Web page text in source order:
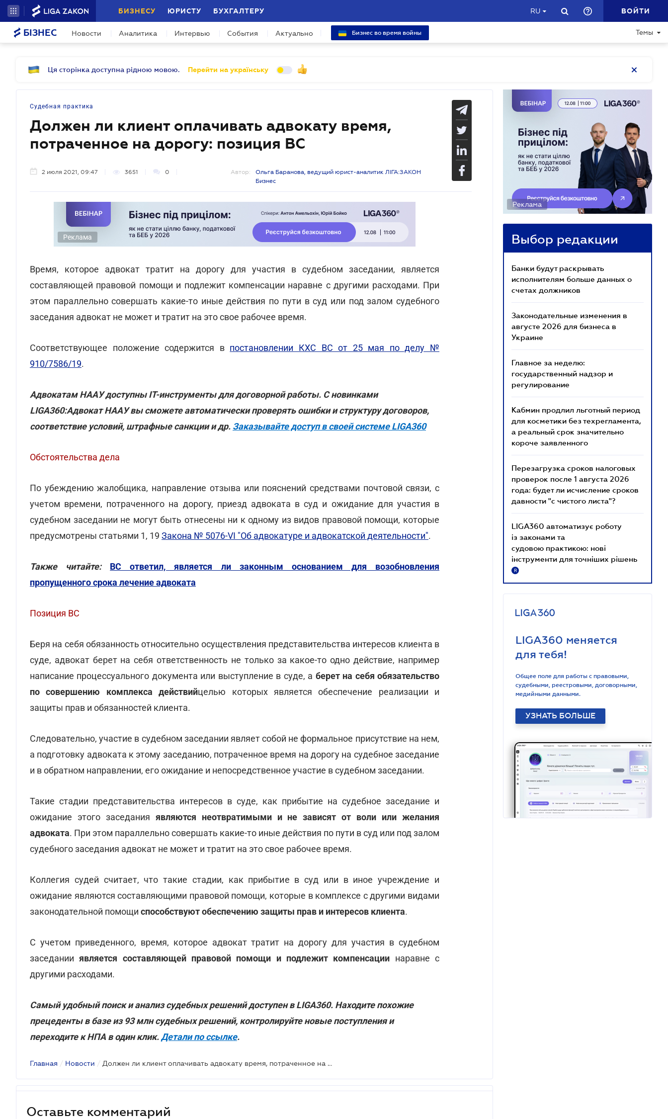
БИЗНЕСУ ЮРИСТУ БУХГАЛТЕРУ RU ВОЙТИ
БІЗНЕС Новости Аналитика Интервью События Актуально Бизнес во время войны Темы
Ця сторінка доступна рідною мовою. Перейти на українську
Судебная практика
Должен ли клиент оплачивать адвокату время,
потраченное на дорогу: позиция ВС
2 июля 2021, 09:47 3651 0 Автор:
Ольга Баранова, ведущий юрист-аналитик ЛІГА:ЗАКОН
Бизнес
Реклама
Время, которое адвокат тратит на дорогу для участия в судебном заседании, является
составляющей правовой помощи и подлежит компенсации наравне с другими расходами. При
этом параллельно совершать какие-то иные действия по пути в суд или под залом судебного
заседания адвокат не может и тратит на это свое рабочее время.
Соответствующее положение содержится в постановлении КХС ВС от 25 мая по делу №
910/7586/19.
Адвокатам НААУ доступны ІТ-инструменты для договорной работы. С новинками
LIGA360:Адвокат НААУ вы сможете автоматически проверять ошибки и структуру договоров,
соответствие условий, штрафные санкции и др. Заказывайте доступ в своей системе LIGA360
Обстоятельства дела
По убеждению жалобщика, направление отзыва или пояснений средствами почтовой связи, с
учетом времени, потраченного на дорогу, приезд адвоката в суд и ожидание для участия в
судебном заседании не могут быть отнесены ни к одному из видов правовой помощи, которые
предусмотрены статьями 1, 19 Закона № 5076-VI "Об адвокатуре и адвокатской деятельности".
Также читайте: ВС ответил, является ли законным основанием для возобновления
пропущенного срока лечение адвоката
Позиция ВС
Беря на себя обязанность относительно осуществления представительства интересов клиента в
суде, адвокат берет на себя ответственность не только за какое-то одно действие, например
написание процессуального документа или выступление в суде, а берет на себя обязательство
по совершению комплекса действийцелью которых является обеспечение реализации и
защиты прав и обязанностей клиента.
Следовательно, участие в судебном заседании являет собой не формальное присутствие на нем,
а подготовку адвоката к этому заседанию, потраченное время на дорогу на судебное заседание
и в обратном направлении, его ожидание и непосредственное участие в судебном заседании.
Такие стадии представительства интересов в суде, как прибытие на судебное заседание и
ожидание этого заседания являются неотвратимыми и не зависят от воли или желания
адвоката. При этом параллельно совершать какие-то иные действия по пути в суд или под залом
судебного заседания адвокат не может и тратит на это свое рабочее время.
Коллегия судей считает, что такие стадии, как прибытие в суд или в иное учреждение и
ожидание являются составляющими правовой помощи, которые в комплексе с другими видами
законодательной помощи способствуют обеспечению защиты прав и интересов клиента.
С учетом приведенного, время, которое адвокат тратит на дорогу для участия в судебном
заседании является составляющей правовой помощи и подлежит компенсации наравне с
другими расходами.
Самый удобный поиск и анализ судебных решений доступен в LIGA360. Находите похожие
прецеденты в базе из 93 млн судебных решений, контролируйте новые поступления и
переходите к НПА в один клик.Детали по ссылке.
Главная / Новости / Должен ли клиент оплачивать адвокату время, потраченное на дорогу: позиция ВС
Оставьте комментарий
Реклама
Выбор редакции
Банки будут раскрывать
исполнителям больше данных о
счетах должников
Законодательные изменения в
августе 2026 для бизнеса в
Украине
Главное за неделю:
государственный надзор и
регулирование
Кабмин продлил льготный период
для косметики без техрегламента,
а реальный срок значительно
короче заявленного
Перезагрузка сроков налоговых
проверок после 1 августа 2026
года: будет ли исчисление сроков
давности "с чистого листа"?
LIGA360 автоматизує роботу
із законами та
судовою практикою: нові
інструменти для точніших рішень
R
LIGA360 меняется
для тебя!
Общее поле для работы с правовыми,
судебными, реестровыми, договорными,
медийными данными.
УЗНАТЬ БОЛЬШЕ